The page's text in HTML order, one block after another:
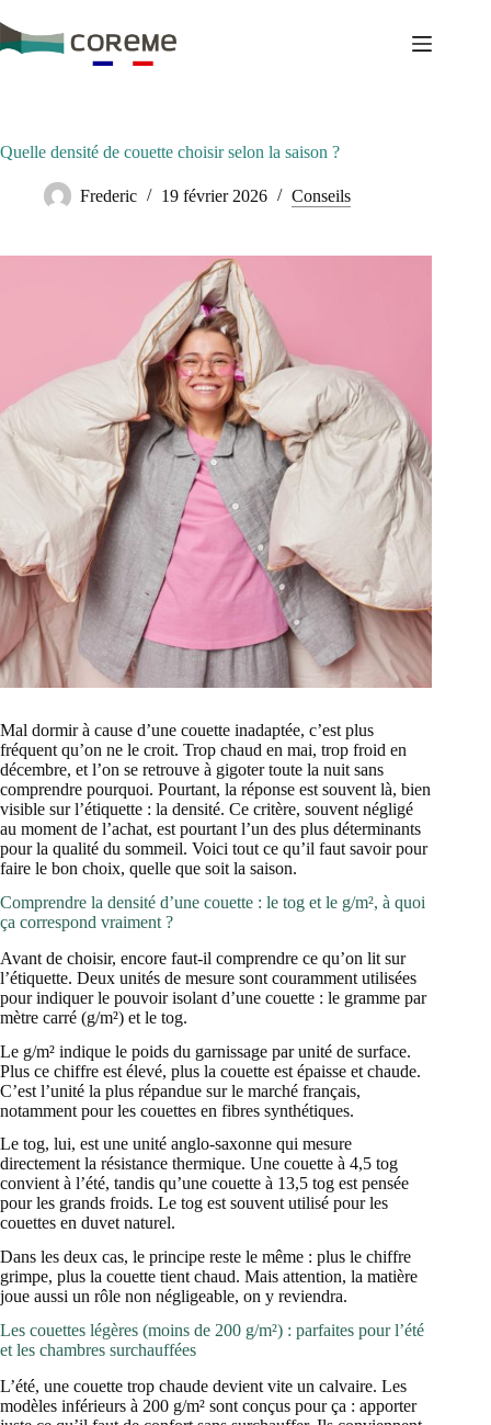
au
contenu
Quelle densité de couette choisir selon la saison ?
Frederic 19 février 2026 Conseils
Mal dormir à cause d’une couette inadaptée, c’est plus
fréquent qu’on ne le croit. Trop chaud en mai, trop froid en
décembre, et l’on se retrouve à gigoter toute la nuit sans
comprendre pourquoi. Pourtant, la réponse est souvent là, bien
visible sur l’étiquette : la densité. Ce critère, souvent négligé
au moment de l’achat, est pourtant l’un des plus déterminants
pour la qualité du sommeil. Voici tout ce qu’il faut savoir pour
faire le bon choix, quelle que soit la saison.
Comprendre la densité d’une couette : le tog et le g/m², à quoi
ça correspond vraiment ?
Avant de choisir, encore faut-il comprendre ce qu’on lit sur
l’étiquette. Deux unités de mesure sont couramment utilisées
pour indiquer le pouvoir isolant d’une couette : le gramme par
mètre carré (g/m²) et le tog.
Le g/m² indique le poids du garnissage par unité de surface.
Plus ce chiffre est élevé, plus la couette est épaisse et chaude.
C’est l’unité la plus répandue sur le marché français,
notamment pour les couettes en fibres synthétiques.
Le tog, lui, est une unité anglo-saxonne qui mesure
directement la résistance thermique. Une couette à 4,5 tog
convient à l’été, tandis qu’une couette à 13,5 tog est pensée
pour les grands froids. Le tog est souvent utilisé pour les
couettes en duvet naturel.
Dans les deux cas, le principe reste le même : plus le chiffre
grimpe, plus la couette tient chaud. Mais attention, la matière
joue aussi un rôle non négligeable, on y reviendra.
Les couettes légères (moins de 200 g/m²) : parfaites pour l’été
et les chambres surchauffées
L’été, une couette trop chaude devient vite un calvaire. Les
modèles inférieurs à 200 g/m² sont conçus pour ça : apporter